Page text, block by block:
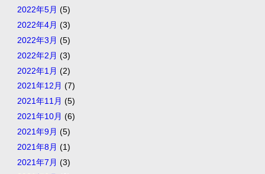
2022年5月 (5)
2022年4月 (3)
2022年3月 (5)
2022年2月 (3)
2022年1月 (2)
2021年12月 (7)
2021年11月 (5)
2021年10月 (6)
2021年9月 (5)
2021年8月 (1)
2021年7月 (3)